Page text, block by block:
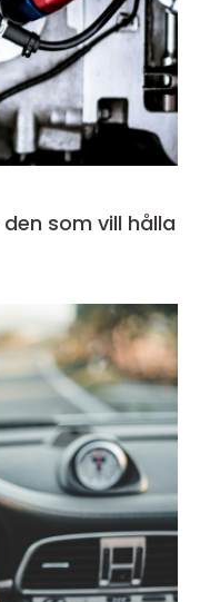
som vill hålla